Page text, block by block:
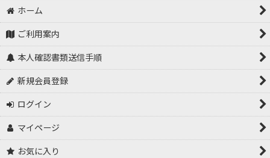
ホーム
ご利用案内
本人確認書類送信手順
新規会員登録
ログイン
マイページ
お気に入り